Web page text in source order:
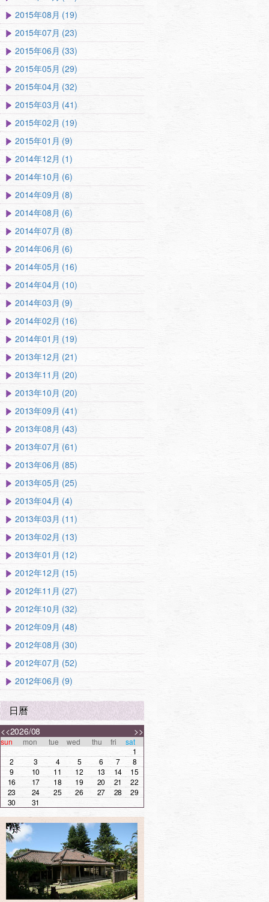
2015年08月 (19)
2015年07月 (23)
2015年06月 (33)
2015年05月 (29)
2015年04月 (32)
2015年03月 (41)
2015年02月 (19)
2015年01月 (9)
2014年12月 (1)
2014年10月 (6)
2014年09月 (8)
2014年08月 (6)
2014年07月 (8)
2014年06月 (6)
2014年05月 (16)
2014年04月 (10)
2014年03月 (9)
2014年02月 (16)
2014年01月 (19)
2013年12月 (21)
2013年11月 (20)
2013年10月 (20)
2013年09月 (41)
2013年08月 (43)
2013年07月 (61)
2013年06月 (85)
2013年05月 (25)
2013年04月 (4)
2013年03月 (11)
2013年02月 (13)
2013年01月 (12)
2012年12月 (15)
2012年11月 (27)
2012年10月 (32)
2012年09月 (48)
2012年08月 (30)
2012年07月 (52)
2012年06月 (9)
日曆
<< >>
2026/08
sun mon tue wed thu fri
sat
1
2
3 4 5 6 7
8
9
10 11 12 13 14
15
16
17 18 19 20 21
22
23
24 25 26 27 28
29
30
31